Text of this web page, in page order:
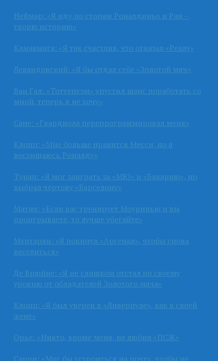
Неймар: «Я иду по стопам Роналдиньо и Раи –
творю историю»
Камавинга: «Я так счастлив, что отказал «Реалу»
Левандовский: «Я бы отдал себе «Золотой мяч»
Ван Гал: «Тоттенхэм» упустил шанс поработать со
мной, теперь я не хочу»
Сане: «Гвардиола перепрограммировал меня»
Клопп: «Мне больше нравится Месси, но я
восхищаюсь Роналду»
Туран: «Я мог заиграть за «МЮ» и «Баварию», но
выбрал чёртову «Барселону»
Матич: «Если вас тренирует Моуринью и вы
проигрываете, то лучше убегайте»
Мхитарян: «Я покинул «Арсенал», чтобы снова
веселиться»
Де Брюйне: «Я не слишком отстал по своему
уровню от обладателей Золотого мяча»
Клопп: «Я был уверен в «Ливерпуле», как в своей
жене»
Орье: «Никто, кроме меня, не любил «ПСЖ»
Сарри: «Мог бы устроиться на почту, чтобы не